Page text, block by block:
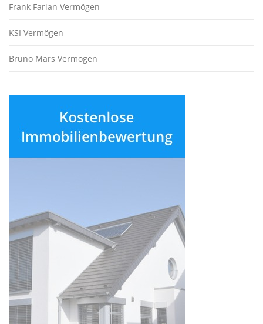
Frank Farian Vermögen
KSI Vermögen
Bruno Mars Vermögen